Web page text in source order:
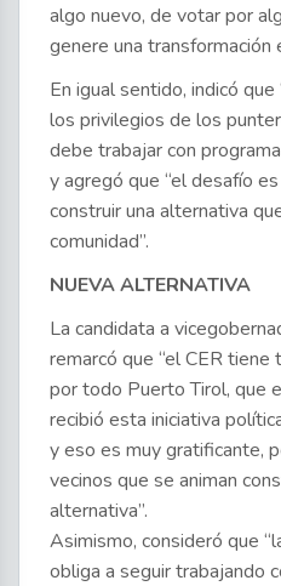
algo nuevo, de votar por
genere una transformación
En igual sentido, indicó
los privilegios de los
debe trabajar con
y agregó que “el desafío
construir una alternativa
comunidad”.
NUEVA ALTERNATIVA
La candidata a
remarcó que “el CER
por todo Puerto Tirol, que
recibió esta iniciativa
y eso es muy gratificante,
vecinos que se animan
alternativa”.
Asimismo, consideró que
obliga a seguir trabajando